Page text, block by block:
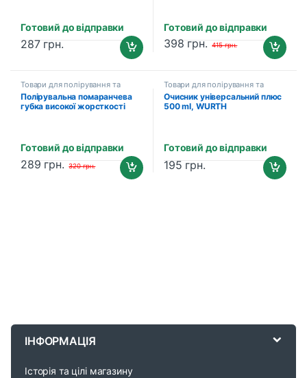
Готовий до відправки
287 грн.
Готовий до відправки
398 грн. 415грн.
Товари для полірування та
детейлінгу
Полірувальна помаранчева
губка високої жорсткості
Готовий до відправки
289 грн. 320грн.
Товари для полірування та
детейлінгу
Очисник універсальний плюс
500 ml, WURTH
Готовий до відправки
195 грн.
ІНФОРМАЦІЯ
Історія та цілі магазину